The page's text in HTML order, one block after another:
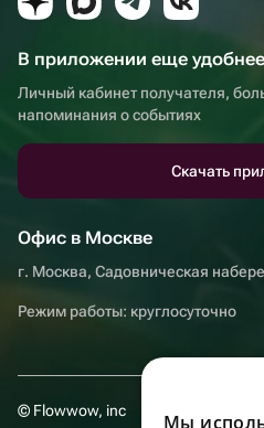
В приложении еще
Личный кабинет получателя,
напоминания о событиях
Скачать
Офис в Москве
г. Москва, Садовническая
Режим работы: круглосуточно
© Flowwow, inc
Мы